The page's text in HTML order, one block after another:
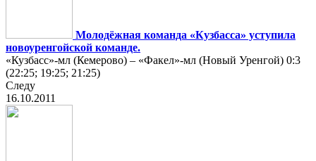
Молодёжная команда «Кузбасса» уступила
новоуренгойской команде.
«Кузбасс»-мл (Кемерово) – «Факел»-мл (Новый Уренгой) 0:3
(22:25; 19:25; 21:25)
Следу
16.10.2011